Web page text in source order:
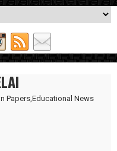
Papers,Educational News